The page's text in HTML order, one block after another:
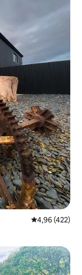
Průměrné
4,96 (422)